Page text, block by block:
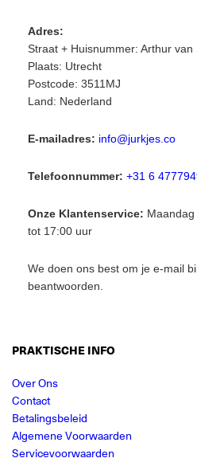
Adres:
Straat + Huisnummer: Arthur
Plaats: Utrecht
Postcode: 3511MJ
Land: Nederland
E-mailadres: info@jurkjes.co
Telefoonnummer: +31 6
Onze Klantenservice:
tot 17:00 uur
We doen ons best om je e-mail
beantwoorden.
PRAKTISCHE INFO
Over Ons
Contact
Betalingsbeleid
Algemene Voorwaarden
Servicevoorwaarden